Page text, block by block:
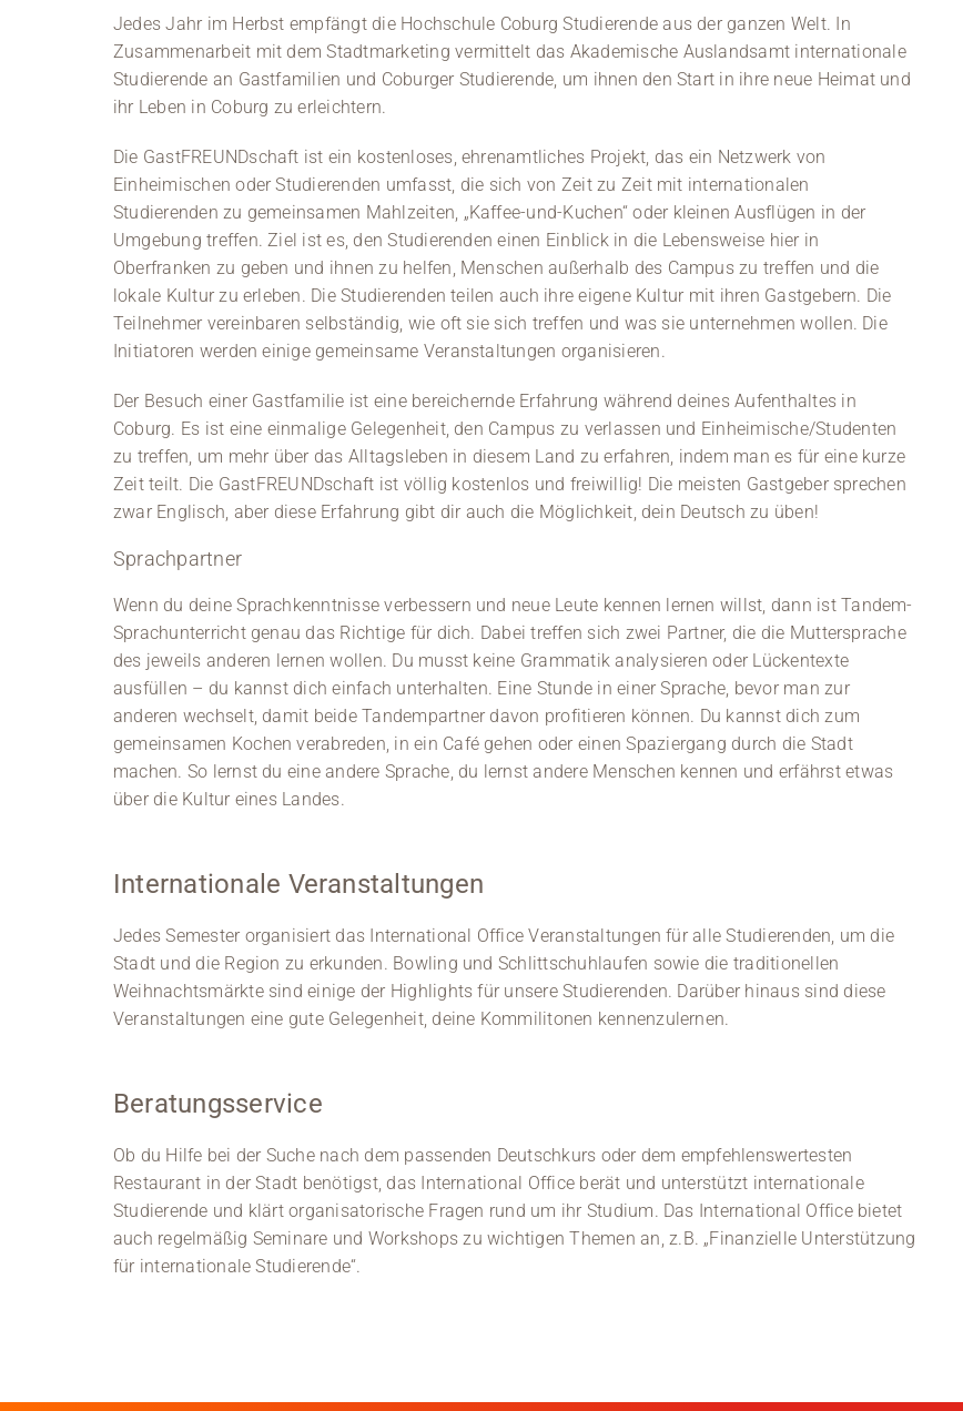
Jedes Jahr im Herbst empfängt die Hochschule Coburg Studierende aus der ganzen Welt. In
Zusammenarbeit mit dem Stadtmarketing vermittelt das Akademische Auslandsamt internationale
Studierende an Gastfamilien und Coburger Studierende, um ihnen den Start in ihre neue Heimat und
ihr Leben in Coburg zu erleichtern.
Die GastFREUNDschaft ist ein kostenloses, ehrenamtliches Projekt, das ein Netzwerk von
Einheimischen oder Studierenden umfasst, die sich von Zeit zu Zeit mit internationalen
Studierenden zu gemeinsamen Mahlzeiten, „Kaffee-und-Kuchen“ oder kleinen Ausflügen in der
Umgebung treffen. Ziel ist es, den Studierenden einen Einblick in die Lebensweise hier in
Oberfranken zu geben und ihnen zu helfen, Menschen außerhalb des Campus zu treffen und die
lokale Kultur zu erleben. Die Studierenden teilen auch ihre eigene Kultur mit ihren Gastgebern. Die
Teilnehmer vereinbaren selbständig, wie oft sie sich treffen und was sie unternehmen wollen. Die
Initiatoren werden einige gemeinsame Veranstaltungen organisieren.
Der Besuch einer Gastfamilie ist eine bereichernde Erfahrung während deines Aufenthaltes in
Coburg. Es ist eine einmalige Gelegenheit, den Campus zu verlassen und Einheimische/Studenten
zu treffen, um mehr über das Alltagsleben in diesem Land zu erfahren, indem man es für eine kurze
Zeit teilt. Die GastFREUNDschaft ist völlig kostenlos und freiwillig! Die meisten Gastgeber sprechen
zwar Englisch, aber diese Erfahrung gibt dir auch die Möglichkeit, dein Deutsch zu üben!
Sprachpartner
Wenn du deine Sprachkenntnisse verbessern und neue Leute kennen lernen willst, dann ist Tandem-
Sprachunterricht genau das Richtige für dich. Dabei treffen sich zwei Partner, die die Muttersprache
des jeweils anderen lernen wollen. Du musst keine Grammatik analysieren oder Lückentexte
ausfüllen – du kannst dich einfach unterhalten. Eine Stunde in einer Sprache, bevor man zur
anderen wechselt, damit beide Tandempartner davon profitieren können. Du kannst dich zum
gemeinsamen Kochen verabreden, in ein Café gehen oder einen Spaziergang durch die Stadt
machen. So lernst du eine andere Sprache, du lernst andere Menschen kennen und erfährst etwas
über die Kultur eines Landes.
Internationale Veranstaltungen
Jedes Semester organisiert das International Office Veranstaltungen für alle Studierenden, um die
Stadt und die Region zu erkunden. Bowling und Schlittschuhlaufen sowie die traditionellen
Weihnachtsmärkte sind einige der Highlights für unsere Studierenden. Darüber hinaus sind diese
Veranstaltungen eine gute Gelegenheit, deine Kommilitonen kennenzulernen.
Beratungsservice
Ob du Hilfe bei der Suche nach dem passenden Deutschkurs oder dem empfehlenswertesten
Restaurant in der Stadt benötigst, das International Office berät und unterstützt internationale
Studierende und klärt organisatorische Fragen rund um ihr Studium. Das International Office bietet
auch regelmäßig Seminare und Workshops zu wichtigen Themen an, z.B. „Finanzielle Unterstützung
für internationale Studierende“.